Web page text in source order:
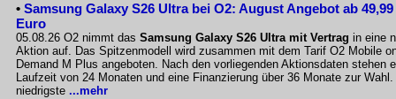
• Samsung Galaxy S26 Ultra bei O2: August Angebot ab 49,99
Euro
05.08.26 O2 nimmt das Samsung Galaxy S26 Ultra mit Vertrag in eine
Aktion auf. Das Spitzenmodell wird zusammen mit dem Tarif O2 Mobile
Demand M Plus angeboten. Nach den vorliegenden Aktionsdaten stehen
Laufzeit von 24 Monaten und eine Finanzierung über 36 Monate zur Wahl.
niedrigste ...mehr